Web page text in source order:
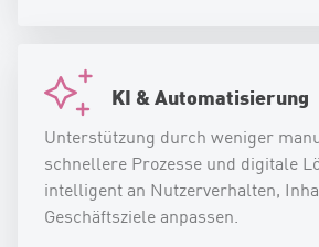
KI & Automatisierung
Unterstützung durch weniger
schnellere Prozesse und digitale
intelligent an Nutzerverhalten,
Geschäftsziele anpassen.